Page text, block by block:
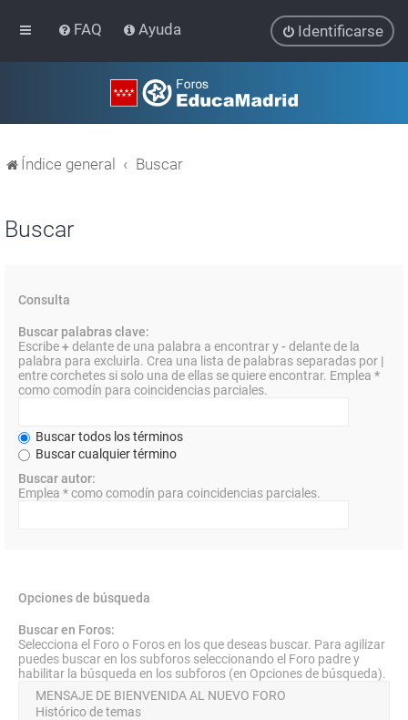
FAQ Ayuda Identificarse
Índice general Buscar
Buscar
Consulta
Buscar palabras clave:
Escribe+delante de una palabra a encontrar y- delante de la
palabra para excluirla. Crea una lista de palabras separadas por |
entre corchetes si solo una de ellas se quiere encontrar. Emplea *
como comodín para coincidencias parciales.
Buscar todos los términos
Buscar cualquier término
Buscar autor:
Emplea * como comodín para coincidencias parciales.
Opciones de búsqueda
Buscar en Foros:
Selecciona el Foro o Foros en los que deseas buscar. Para agilizar
puedes buscar en los subforos seleccionando el Foro padre y
habilitar la búsqueda en los subforos (en Opciones de búsqueda).